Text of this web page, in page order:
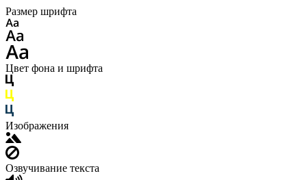
Размер шрифта
Цвет фона и шрифта
Изображения
Озвучивание текста